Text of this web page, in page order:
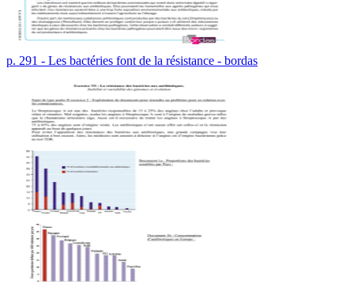
p. 291 - Les bactéries font de la résistance - bordas